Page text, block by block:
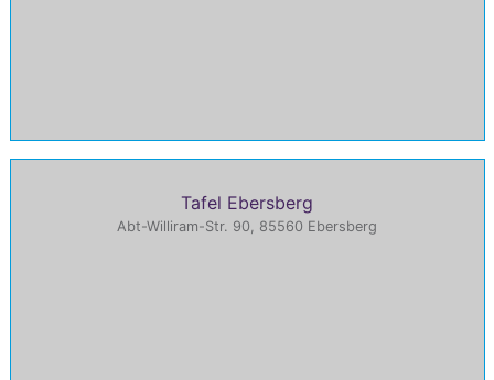
Tafel Ebersberg
Abt-Williram-Str. 90, 85560 Ebersberg